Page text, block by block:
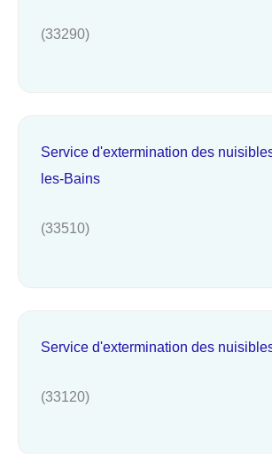
(33290)
Service d'extermination des
les-Bains
(33510)
Service d'extermination des
(33120)